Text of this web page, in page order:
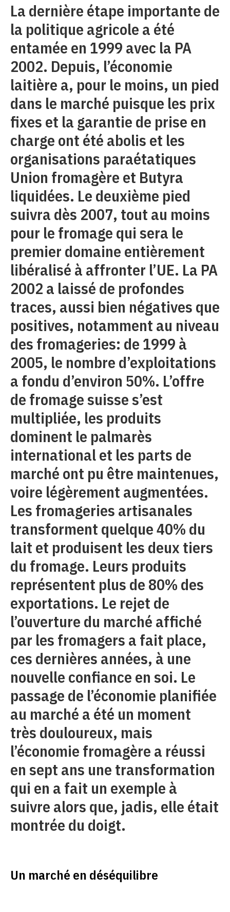
La dernière étape importante de
la politique agricole a été
entamée en 1999 avec la PA
2002. Depuis, l’économie
laitière a, pour le moins, un pied
dans le marché puisque les prix
fixes et la garantie de prise en
charge ont été abolis et les
organisations paraétatiques
Union fromagère et Butyra
liquidées. Le deuxième pied
suivra dès 2007, tout au moins
pour le fromage qui sera le
premier domaine entièrement
libéralisé à affronter l’UE. La PA
2002 a laissé de profondes
traces, aussi bien négatives que
positives, notamment au niveau
des fromageries: de 1999 à
2005, le nombre d’exploitations
a fondu d’environ 50%. L’offre
de fromage suisse s’est
multipliée, les produits
dominent le palmarès
international et les parts de
marché ont pu être maintenues,
voire légèrement augmentées.
Les fromageries artisanales
transforment quelque 40% du
lait et produisent les deux tiers
du fromage. Leurs produits
représentent plus de 80% des
exportations. Le rejet de
l’ouverture du marché affiché
par les fromagers a fait place,
ces dernières années, à une
nouvelle confiance en soi. Le
passage de l’économie planifiée
au marché a été un moment
très douloureux, mais
l’économie fromagère a réussi
en sept ans une transformation
qui en a fait un exemple à
suivre alors que, jadis, elle était
montrée du doigt.
Un marché en déséquilibre